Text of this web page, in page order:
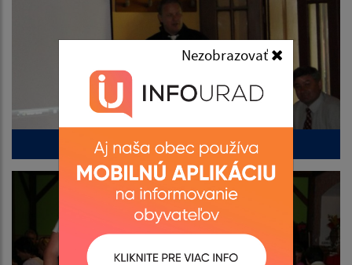
Nezobrazovať
Glabušovce